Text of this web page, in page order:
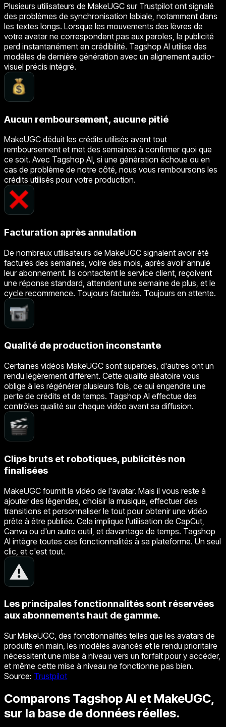
Plusieurs utilisateurs de MakeUGC sur Trustpilot ont signalé
des problèmes de synchronisation labiale, notamment dans
les textes longs. Lorsque les mouvements des lèvres de
votre avatar ne correspondent pas aux paroles, la publicité
perd instantanément en crédibilité. Tagshop AI utilise des
modèles de dernière génération avec un alignement audio-
visuel précis intégré.
Aucun remboursement, aucune pitié
MakeUGC déduit les crédits utilisés avant tout
remboursement et met des semaines à confirmer quoi que
ce soit. Avec Tagshop AI, si une génération échoue ou en
cas de problème de notre côté, nous vous remboursons les
crédits utilisés pour votre production.
Facturation après annulation
De nombreux utilisateurs de MakeUGC signalent avoir été
facturés des semaines, voire des mois, après avoir annulé
leur abonnement. Ils contactent le service client, reçoivent
une réponse standard, attendent une semaine de plus, et le
cycle recommence. Toujours facturés. Toujours en attente.
Qualité de production inconstante
Certaines vidéos MakeUGC sont superbes, d'autres ont un
rendu légèrement différent. Cette qualité aléatoire vous
oblige à les régénérer plusieurs fois, ce qui engendre une
perte de crédits et de temps. Tagshop AI effectue des
contrôles qualité sur chaque vidéo avant sa diffusion.
Clips bruts et robotiques, publicités non
finalisées
MakeUGC fournit la vidéo de l'avatar. Mais il vous reste à
ajouter des légendes, choisir la musique, effectuer des
transitions et personnaliser le tout pour obtenir une vidéo
prête à être publiée. Cela implique l'utilisation de CapCut,
Canva ou d'un autre outil, et davantage de temps. Tagshop
AI intègre toutes ces fonctionnalités à sa plateforme. Un seul
clic, et c'est tout.
Les principales fonctionnalités sont réservées
aux abonnements haut de gamme.
Sur MakeUGC, des fonctionnalités telles que les avatars de
produits en main, les modèles avancés et le rendu prioritaire
nécessitent une mise à niveau vers un forfait pour y accéder,
et même cette mise à niveau ne fonctionne pas bien.
Source: Trustpilot
Comparons Tagshop AI et MakeUGC,
sur la base de données réelles.